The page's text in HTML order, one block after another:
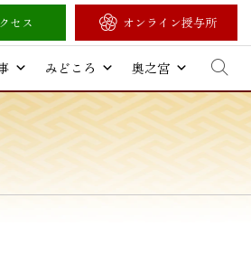
みどころ 奥之宮
セス オンライン授与所